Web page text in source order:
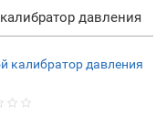
давления